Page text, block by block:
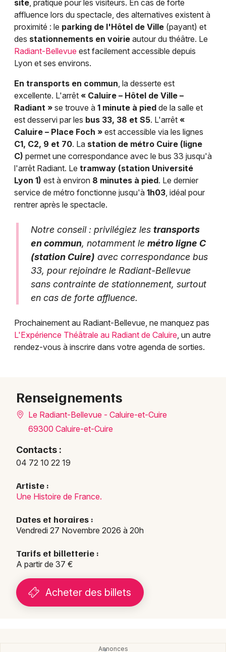
site, pratique pour les visiteurs. En cas de forte
affluence lors du spectacle, des alternatives existent à
proximité : le parking de l'Hôtel de Ville (payant) et
des stationnements en voirie autour du théâtre. Le
Radiant-Bellevue est facilement accessible depuis
Lyon et ses environs.
En transports en commun, la desserte est
excellente. L'arrêt « Caluire – Hôtel de Ville –
Radiant » se trouve à 1 minute à pied de la salle et
est desservi par les bus 33, 38 et S5. L'arrêt «
Caluire – Place Foch » est accessible via les lignes
C1, C2, 9 et 70. La station de métro Cuire (ligne
C) permet une correspondance avec le bus 33 jusqu'à
l'arrêt Radiant. Le tramway (station Université
Lyon 1) est à environ 8 minutes à pied. Le dernier
service de métro fonctionne jusqu'à 1h03, idéal pour
rentrer après le spectacle.
Notre conseil : privilégiez les transports
en commun, notamment le métro ligne C
(station Cuire) avec correspondance bus
33, pour rejoindre le Radiant-Bellevue
sans contrainte de stationnement, surtout
en cas de forte affluence.
Prochainement au Radiant-Bellevue, ne manquez pas
L'Expérience Théâtrale au Radiant de Caluire, un autre
rendez-vous à inscrire dans votre agenda de sorties.
Renseignements
Le Radiant-Bellevue - Caluire-et-Cuire
69300 Caluire-et-Cuire
Contacts :
04 72 10 22 19
Artiste :
Une Histoire de France.
Dates et horaires :
Vendredi 27 Novembre 2026 à 20h
Tarifs et billetterie :
A partir de 37 €
Acheter des billets